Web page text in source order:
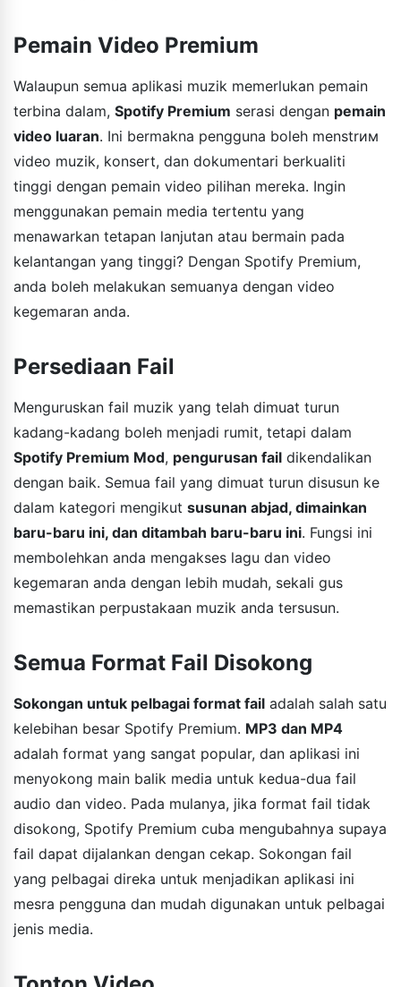
Pemain Video Premium
Walaupun semua aplikasi muzik memerlukan pemain
terbina dalam, Spotify Premium serasi dengan pemain
video luaran. Ini bermakna pengguna boleh menstrим
video muzik, konsert, dan dokumentari berkualiti
tinggi dengan pemain video pilihan mereka. Ingin
menggunakan pemain media tertentu yang
menawarkan tetapan lanjutan atau bermain pada
kelantangan yang tinggi? Dengan Spotify Premium,
anda boleh melakukan semuanya dengan video
kegemaran anda.
Persediaan Fail
Menguruskan fail muzik yang telah dimuat turun
kadang-kadang boleh menjadi rumit, tetapi dalam
Spotify Premium Mod, pengurusan fail dikendalikan
dengan baik. Semua fail yang dimuat turun disusun ke
dalam kategori mengikut susunan abjad, dimainkan
baru-baru ini, dan ditambah baru-baru ini. Fungsi ini
membolehkan anda mengakses lagu dan video
kegemaran anda dengan lebih mudah, sekali gus
memastikan perpustakaan muzik anda tersusun.
Semua Format Fail Disokong
Sokongan untuk pelbagai format fail adalah salah satu
kelebihan besar Spotify Premium. MP3 dan MP4
adalah format yang sangat popular, dan aplikasi ini
menyokong main balik media untuk kedua-dua fail
audio dan video. Pada mulanya, jika format fail tidak
disokong, Spotify Premium cuba mengubahnya supaya
fail dapat dijalankan dengan cekap. Sokongan fail
yang pelbagai direka untuk menjadikan aplikasi ini
mesra pengguna dan mudah digunakan untuk pelbagai
jenis media.